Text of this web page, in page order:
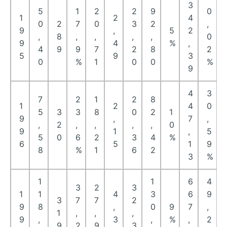
1
9
9
5
5
0
,
4
0
2
8
9
1
7
,
9
%
2
0
,
7
1
2
,
4
9
2
3
,
2
0
9
2
,
8
0
5
%
3
4
2
,
3
9
0
,
0
2
%
1
9
9
6
7
5
,
5
8
3
2
0
2
3
,
6
%
1
8
,
2
1
2
,
1
5
2
0
,
3
6
8
2
,
4
2
1
0
%
4
4
7
,
1
3
3
0
,
5
9
%
1
9
9
1
1
8
,
3
1
3
7
,
2
7
,
4
,
3
3
2
,
1
3
0
,
9
%
6
6
7
,
4
9
,
2